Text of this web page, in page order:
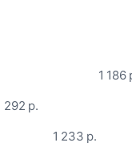
1 186
292 р.
1 233 р.